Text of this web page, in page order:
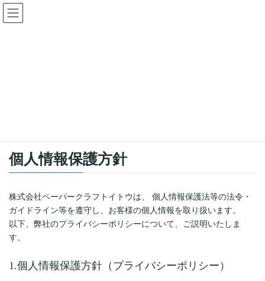
個人情報保護方針
株式会社ペーパークラフトイトウは、 個人情報保護法等の法令・
ガイドライン等を遵守し、お客様の個人情報を取り扱います。
以下、弊社のプライバシーポリシーについて、ご説明いたしま
す。
1.個人情報保護方針（プライバシーポリシー）